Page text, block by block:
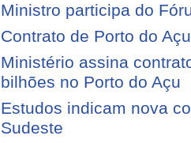
Ministro participa do
Contrato de Porto do
Ministério assina
bilhões no Porto do Açu
Estudos indicam nova
Sudeste